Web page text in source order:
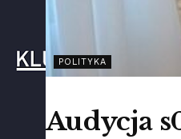
POLITYKA
Audycja